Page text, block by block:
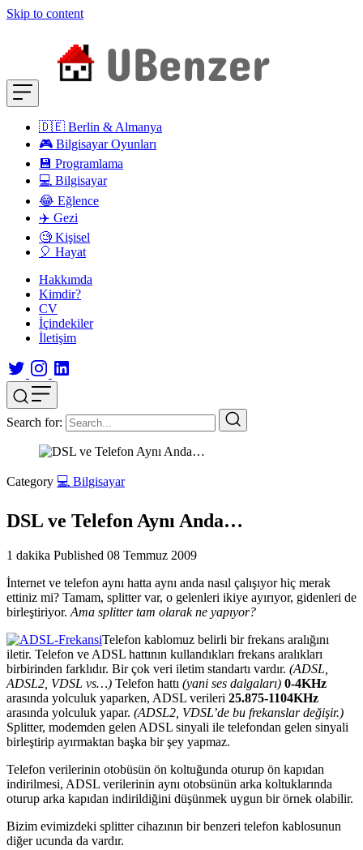
Skip to content
🇩🇪 Berlin & Almanya
🎮 Bilgisayar Oyunları
💾 Programlama
💻 Bilgisayar
😂 Eğlence
✈️ Gezi
🧐 Kişisel
🎈 Hayat
Hakkımda
Kimdir?
CV
İçindekiler
İletişim
Search for:
Category 💻 Bilgisayar
DSL ve Telefon Aynı Anda…
1 dakika Published 08 Temmuz 2009
İnternet ve telefon aynı hatta aynı anda nasıl çalışıyor hiç merak
ettiniz mi? Tamam, splitter var, o gelenleri ikiye ayırıyor, gidenleri de
birleştiriyor. Ama splitter tam olarak ne yapıyor?
Telefon kablomuz belirli bir frekans aralığını
iletir. Telefon ve ADSL hattının kullandıkları frekans aralıkları
birbirinden farklıdır. Bir çok veri iletim standartı vardır. (ADSL,
ADSL2, VDSL vs…) Telefon hattı (yani ses dalgaları) 0-4KHz
arasında yolculuk yaparken, ADSL verileri 25.875-1104KHz
arasında yolculuk yapar. (ADSL2, VDSL’de bu frekanslar değişir.)
Splitter, modemden gelen ADSL sinyali ile telefondan gelen sinyali
birleştirip ayırmaktan başka bir şey yapmaz.
Telefon verilerinin otobüsün ön koltuğunda oturup ön kapıdan
indirilmesi, ADSL verilerinin aynı otobsünün arka koltuklarında
oturup arka kapıdan indirildiğini düşünmek uygun bir örnek olabilir.
Bizim evimizdeki splitter cihazının bir benzeri telefon kablosunun
diğer ucunda da vardır.